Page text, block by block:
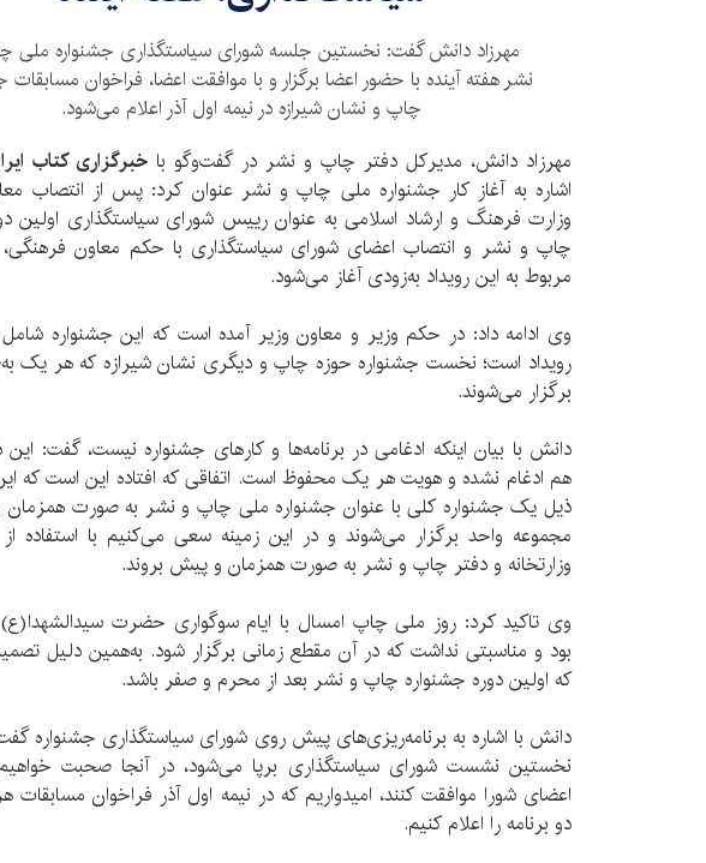
مهرزاد دانش گفت: نخستین جلسه شورای سیاستگذاری جشنواره ملی
نشر هفته آینده با حضور اعضا برگزار و با موافقت اعضا، فراخوان مسابقات
چاپ و نشان شیرازه در نیمه اول آذر اعلام می‌شود.
مهرزاد دانش، مدیرکل دفتر چاپ و نشر در گفت‌وگو با خبرگزاری کتاب
اشاره به آغاز کار جشنواره ملی چاپ و نشر عنوان کرد: پس از انتصاب
وزارت فرهنگ و ارشاد اسلامی به عنوان رییس شورای سیاستگذاری اولین
چاپ و نشر و انتصاب اعضای شورای سیاستگذاری با حکم معاون
مربوط به این رویداد به‌زودی آغاز می‌شود.
وی ادامه داد: در حکم وزیر و معاون وزیر آمده است که این جشنواره شامل
رویداد است؛ نخست جشنواره حوزه چاپ و دیگری نشان شیرازه که هر یک
برگزار می‌شوند.
دانش با بیان اینکه ادغامی در برنامه‌ها و کارهای جشنواره نیست، گفت: این
هم ادغام نشده و هویت هر یک محفوظ است. اتفاقی که افتاده این است که این
ذیل یک جشنواره کلی با عنوان جشنواره ملی چاپ و نشر به صورت
مجموعه واحد برگزار می‌شوند و در این زمینه سعی می‌کنیم با استفاده
وزارتخانه و دفتر چاپ و نشر به صورت همزمان و پیش بروند.
وی تاکید کرد: روز ملی چاپ امسال با ایام سوگواری حضرت
بود و مناسبتی نداشت که در آن مقطع زمانی برگزار شود. به‌همین دلیل
که اولین دوره جشنواره چاپ و نشر بعد از محرم و صفر باشد.
دانش با اشاره به برنامه‌ریزی‌های پیش روی شورای سیاستگذاری جشنواره
نخستین نشست شورای سیاستگذاری برپا می‌شود، در آنجا صحبت
اعضای شورا موافقت کنند، امیدواریم که در نیمه اول آذر فراخوان مسابقات
دو برنامه را اعلام کنیم.